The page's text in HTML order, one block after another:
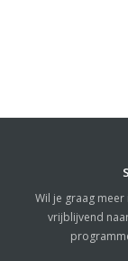
Wil je graag
vrijblijvend